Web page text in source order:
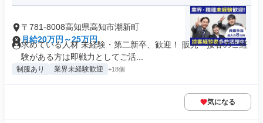
〒781-8008高知県高知市潮新町
月給20万円～25万円
求めている人材 未経験・第二新卒、歓迎！ 販売・接客のご経
験がある方は即戦力としてご活...
制服あり 業界未経験歓迎 +18個
気になる